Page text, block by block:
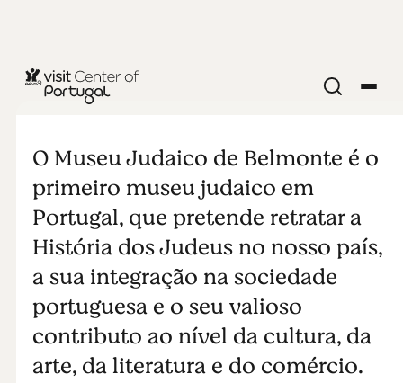
Museu
Judaico de
Belmonte
O Museu Judaico de Belmonte é o
primeiro museu judaico em
Portugal, que pretende retratar a
História dos Judeus no nosso país,
a sua integração na sociedade
portuguesa e o seu valioso
contributo ao nível da cultura, da
arte, da literatura e do comércio.